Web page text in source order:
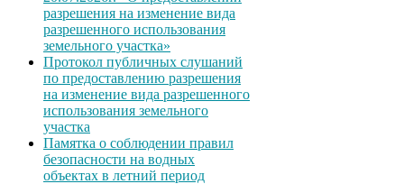
разрешения на изменение вида
разрешенного использования
земельного участка»
Протокол публичных слушаний
по предоставлению разрешения
на изменение вида разрешенного
использования земельного
участка
Памятка о соблюдении правил
безопасности на водных
объектах в летний период